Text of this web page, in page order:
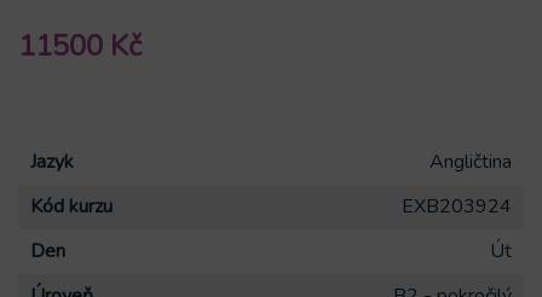
11500 Kč
Jazyk
Angličtina
Kód kurzu
EXB203924
Den
Út